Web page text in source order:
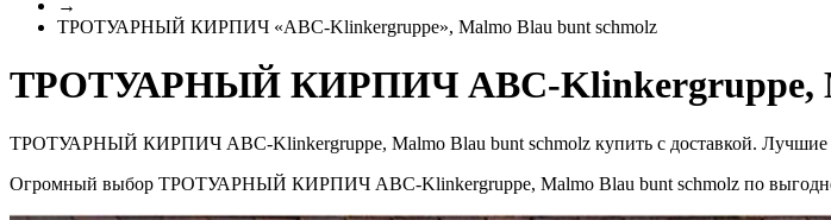
→
ТРОТУАРНЫЙ КИРПИЧ «ABC-Klinkergruppe», Malmo Blau bunt schmolz
ТРОТУАРНЫЙ КИРПИЧ ABC-Klinkergruppe,
ТРОТУАРНЫЙ КИРПИЧ ABC-Klinkergruppe, Malmo Blau bunt schmolz купить с доставкой. Лучшие
Огромный выбор ТРОТУАРНЫЙ КИРПИЧ ABC-Klinkergruppe, Malmo Blau bunt schmolz по